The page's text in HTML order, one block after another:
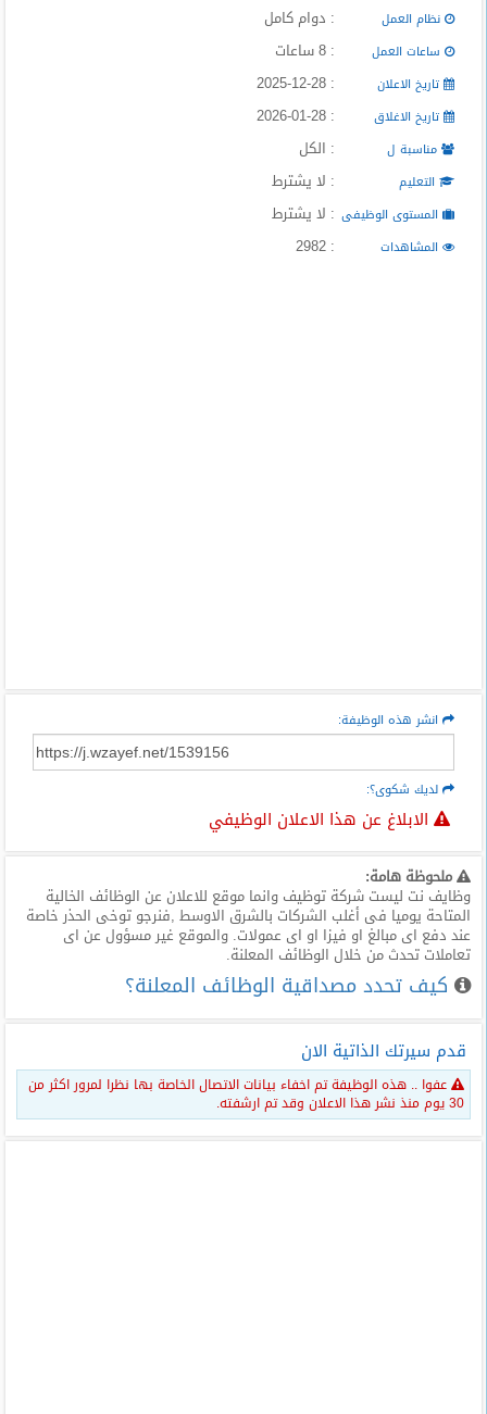
نظام العمل : دوام كامل
ساعات العمل : 8 ساعات
تاريخ الاعلان : 2025-12-28
تاريخ الاغلاق : 2026-01-28
مناسبة ل : الكل
التعليم : لا يشترط
المستوى الوظيفى : لا يشترط
المشاهدات : 2982
انشر هذه الوظيفة:
لديك شكوى؟:
الابلاغ عن هذا الاعلان الوظيفي
ملحوظة هامة:
وظايف نت ليست شركة توظيف وانما موقع للاعلان عن الوظائف الخالية
المتاحة يوميا فى أغلب الشركات بالشرق الاوسط ,فنرجو توخى الحذر خاصة
عند دفع اى مبالغ او فيزا او اى عمولات. والموقع غير مسؤول عن اى
تعاملات تحدث من خلال الوظائف المعلنة.
كيف تحدد مصداقية الوظائف المعلنة؟
قدم سيرتك الذاتية الان
عفوا .. هذه الوظيفة تم اخفاء بيانات الاتصال الخاصة بها نظرا لمرور اكثر من
30 يوم منذ نشر هذا الاعلان وقد تم ارشفته.